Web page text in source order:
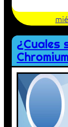
¿Cuales